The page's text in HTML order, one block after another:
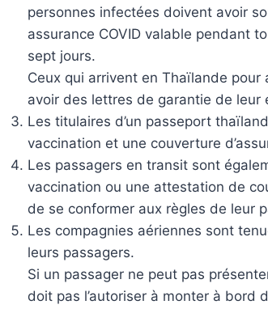
personnes infectées doivent avoir
assurance COVID valable pendant
sept jours.
Ceux qui arrivent en Thaïlande pour
avoir des lettres de garantie de leur
Les titulaires d’un passeport
vaccination et une couverture
Les passagers en transit sont
vaccination ou une attestation de
de se conformer aux règles de leur
Les compagnies aériennes sont
leurs passagers.
Si un passager ne peut pas
doit pas l’autoriser à monter à bord